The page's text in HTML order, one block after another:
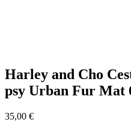
Harley and Cho
psy Urban Fur Mat
35,00 €